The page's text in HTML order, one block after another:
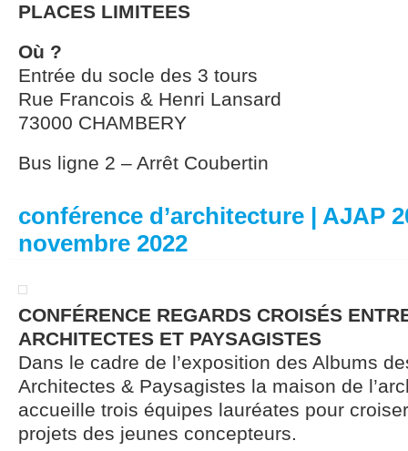
PLACES LIMITEES
Où ?
Entrée du socle des 3 tours
Rue Francois & Henri Lansard
73000 CHAMBERY
Bus ligne 2 – Arrêt Coubertin
conférence d’architecture | AJAP
novembre 2022
CONFÉRENCE REGARDS CROISÉS
ARCHITECTES ET PAYSAGISTES
Dans le cadre de l’exposition des Albums
Architectes & Paysagistes la maison de
accueille trois équipes lauréates pour
projets des jeunes concepteurs.